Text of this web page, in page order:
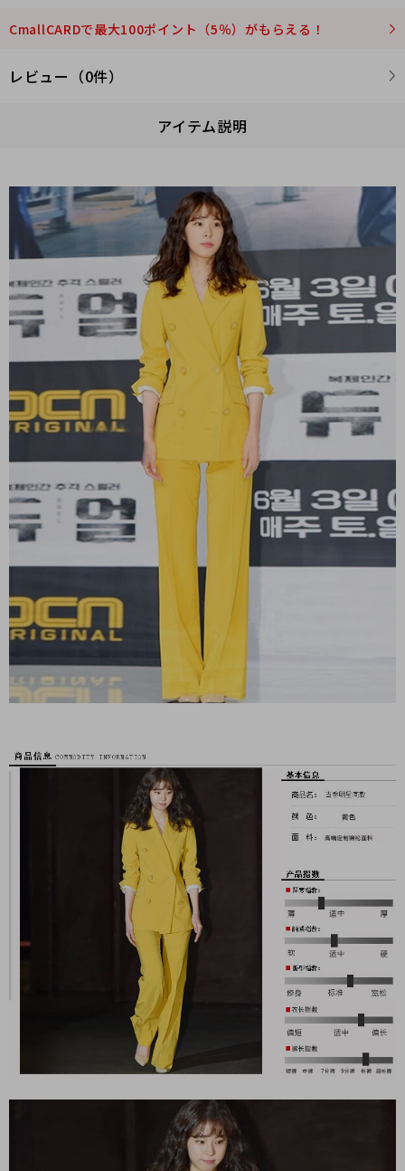
CmallCARDで最大100ポイント（5％）がもらえる！
レビュー（0件）
アイテム説明